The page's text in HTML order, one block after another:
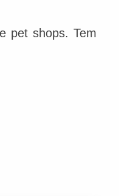
pet shops. Tem